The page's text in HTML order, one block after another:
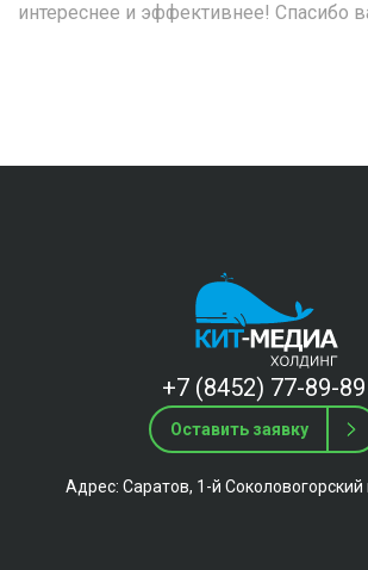
интереснее и эффективнее! Спасибо
+7 (8452) 77-89-89
Оставить заявку
Адрес: Саратов, 1-й